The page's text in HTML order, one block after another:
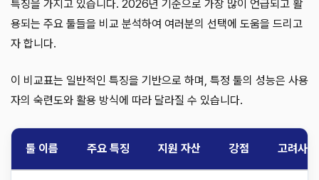
특징을 가지고 있습니다. 2026년 기준으로 가장 많이 언급되고 활
용되는 주요 툴들을 비교 분석하여 여러분의 선택에 도움을 드리고
자 합니다.
이 비교표는 일반적인 특징을 기반으로 하며, 특정 툴의 성능은 사용
자의 숙련도와 활용 방식에 따라 달라질 수 있습니다.
툴 이름 주요 특징 지원 자산 강점 고려사항